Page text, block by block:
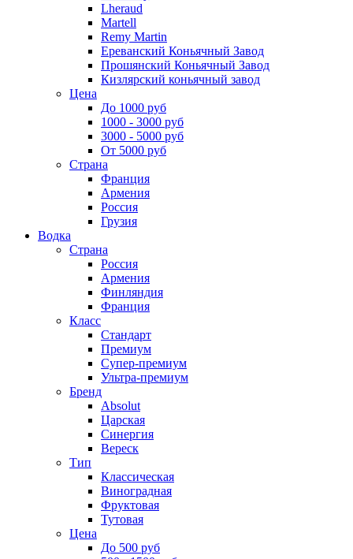
Lheraud
Martell
Remy Martin
Ереванский Коньячный Завод
Прошянский Коньячный Завод
Кизлярский коньячный завод
Цена
До 1000 руб
1000 - 3000 руб
3000 - 5000 руб
От 5000 руб
Страна
Франция
Армения
Россия
Грузия
Водка
Страна
Россия
Армения
Финляндия
Франция
Класс
Стандарт
Премиум
Супер-премиум
Ультра-премиум
Бренд
Absolut
Царская
Синергия
Вереск
Тип
Классическая
Виноградная
Фруктовая
Тутовая
Цена
До 500 руб